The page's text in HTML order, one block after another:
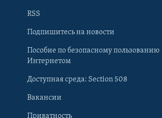
Learning English
RSS
Подпишитесь на новости
Пособие по безопасному пользованию
Интернетом
Доступная среда: Section 508
Вакансии
Приватность